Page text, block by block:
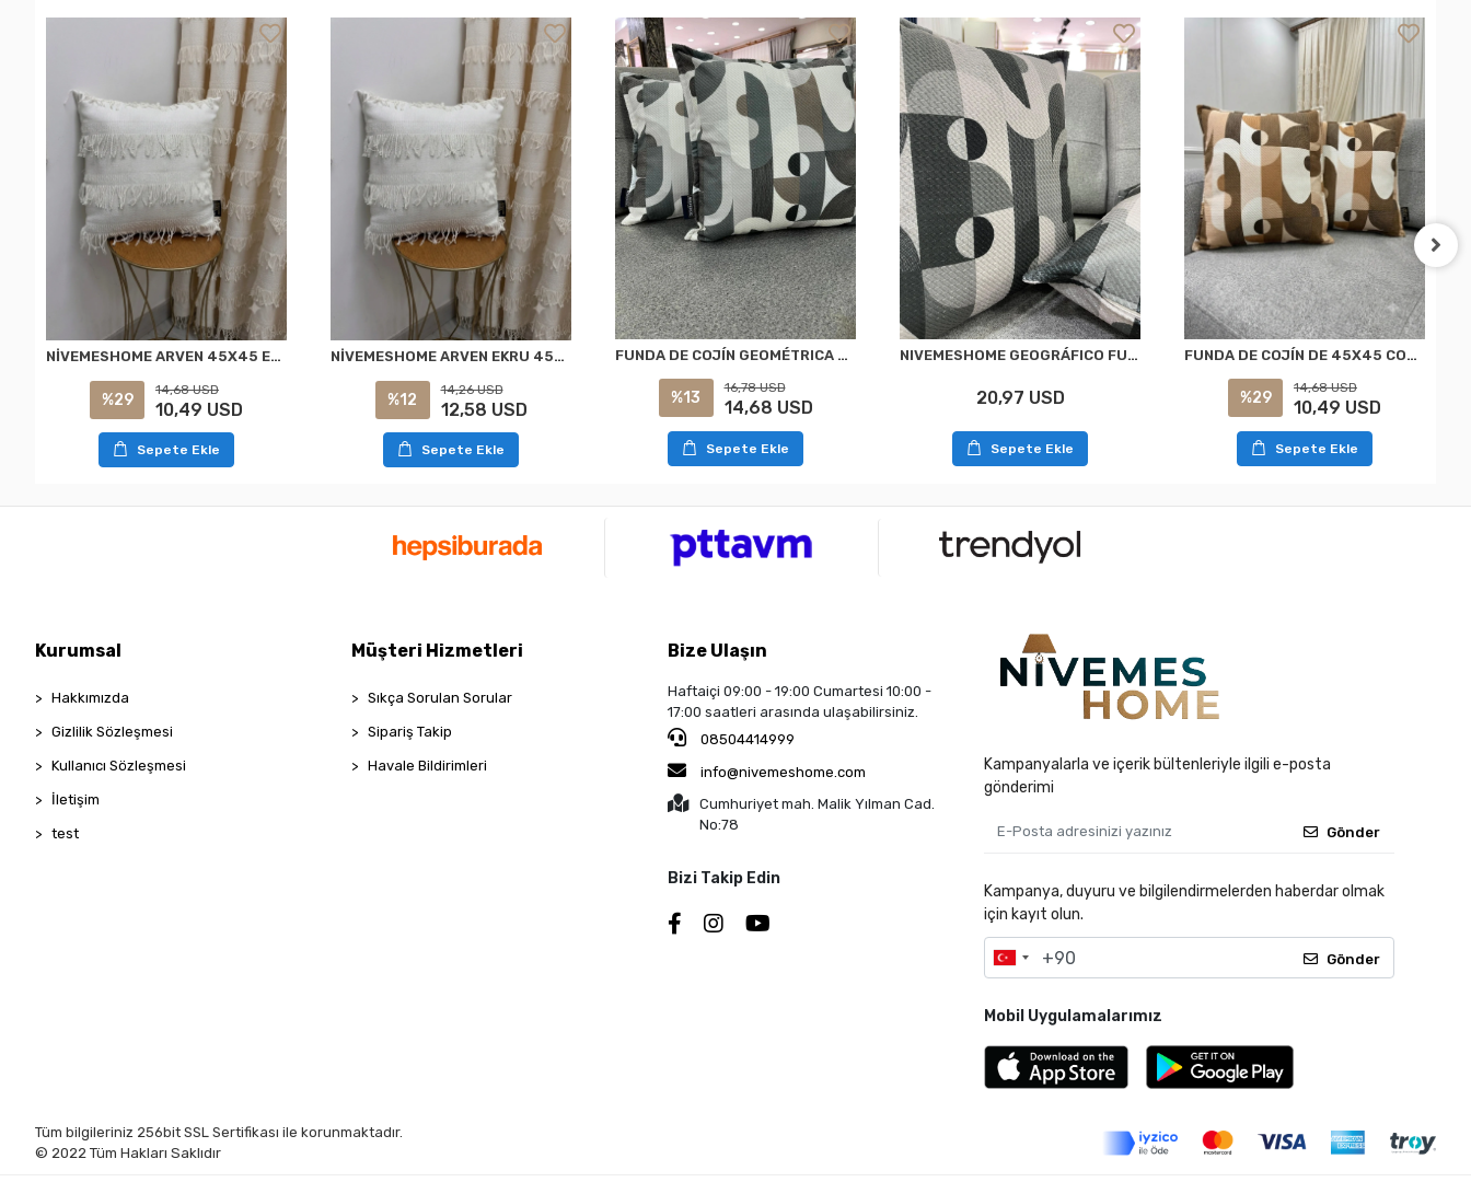
NİVEMESHOME ARVEN 45X45 EKRU KIRLENT KILIFI
%29
14,68 USD
10,49 USD
Sepete Ekle
NİVEMESHOME ARVEN EKRU 45X45 DOLGULU KIRLENT KILIFI
%12
14,26 USD
12,58 USD
Sepete Ekle
FUNDA DE COJÍN GEOMÉTRICA ANTRACITA-VERDE DE 45X45 NIVEMESHOME
%13
16,78 USD
14,68 USD
Sepete Ekle
NIVEMESHOME GEOGRÁFICO FUNDO NEGRO GRISÁCEO 45X45 FUNDA DE COJÍN
20,97 USD
Sepete Ekle
FUNDA DE COJÍN DE 45X45 CON ESTAMPADO GEOMÉTRICO BEIGE Y CAFÉ
%29
14,68 USD
10,49 USD
Sepete Ekle
Kurumsal
Hakkımızda
Gizlilik Sözleşmesi
Kullanıcı Sözleşmesi
İletişim
test
Müşteri Hizmetleri
Sıkça Sorulan Sorular
Sipariş Takip
Havale Bildirimleri
Bize Ulaşın
Haftaiçi 09:00 - 19:00 Cumartesi 10:00 -
17:00 saatleri arasında ulaşabilirsiniz.
08504414999
info@nivemeshome.com
Cumhuriyet mah. Malik Yılman Cad.
No:78
Bizi Takip Edin
Kampanyalarla ve içerik bültenleriyle ilgili e-posta
gönderimi
Gönder
Kampanya, duyuru ve bilgilendirmelerden haberdar olmak
için kayıt olun.
Gönder
Mobil Uygulamalarımız
Tüm bilgileriniz 256bit SSL Sertifikası ile korunmaktadır.
© 2022 Tüm Hakları Saklıdır